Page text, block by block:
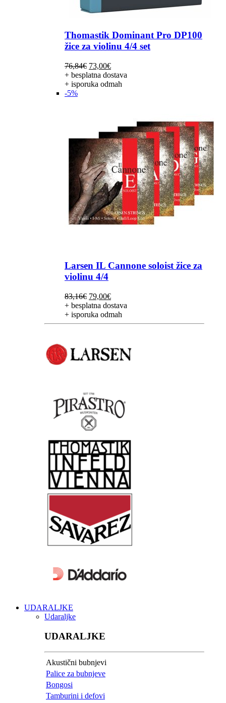
Thomastik Dominant Pro DP100
žice za violinu 4/4 set
76,84€ Izvorna
cijena
bila
73,00€Trenutna
cijena
je:
+ besplatna dostava
+ isporuka odmah
-5%
Larsen IL Cannone soloist žice za
violinu 4/4
83,16€ Izvorna
cijena
bila
je:
79,00€Trenutna
cijena
je:
79,00€.
+ besplatna dostava
+ isporuka odmah
UDARALJKE
Udaraljke
UDARALJKE
Akustični bubnjevi
Palice za bubnjeve
Bongosi
Tamburini i defovi